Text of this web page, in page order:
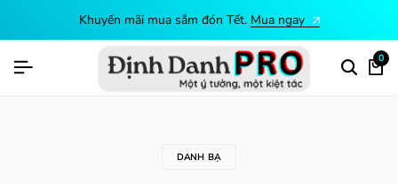
Khuyến mãi mua sắm đón Tết. Mua ngay
0
DANH BẠ